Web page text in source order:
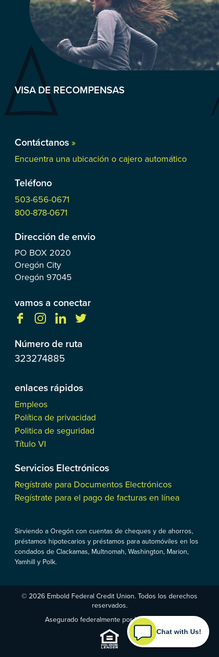
VISA DE RECOMPENSAS
Contáctanos »
Encuentra una ubicación o cajero automático
Teléfono
503-656-0671
800-878-0671
Dirección de envio
PO BOX 2020
Oregón City
Oregón 97045
vamos a conectar
Número de ruta
323274885
enlaces rápidos
Empleos
Política de privacidad
Politica de seguridad
Título VI
Servicios Electrónicos
Regístrate para Documentos Electrónicos
Regístrate para el pago de facturas en línea
Sirviendo a Oregón con cuentas de cheques y de ahorros,
préstamos hipotecarios y préstamos para automóviles en los
condados de Clackamas, Multnomah, Washington, Marion,
Yamhill y Polk.
© 2026 Embold Federal Credit Union. Todos los derechos
reservados.
Asegurado federalmente por la NCUA
Chat with Us!